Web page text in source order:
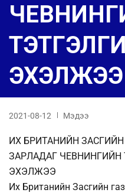
ЭХЭЛЖЭЭ
2021-08-12 Мэдээ
ИХ БРИТАНИЙН
ЗАРЛАДАГ ЧЕВНИНГИЙН
ЭХЭЛЖЭЭ
Их Британийн Засгийн